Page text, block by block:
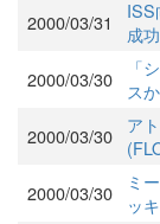
2000/03/31
ISS
成
2000/03/30
「
ス
2000/03/30
ア
2000/03/30
ミ
ッ